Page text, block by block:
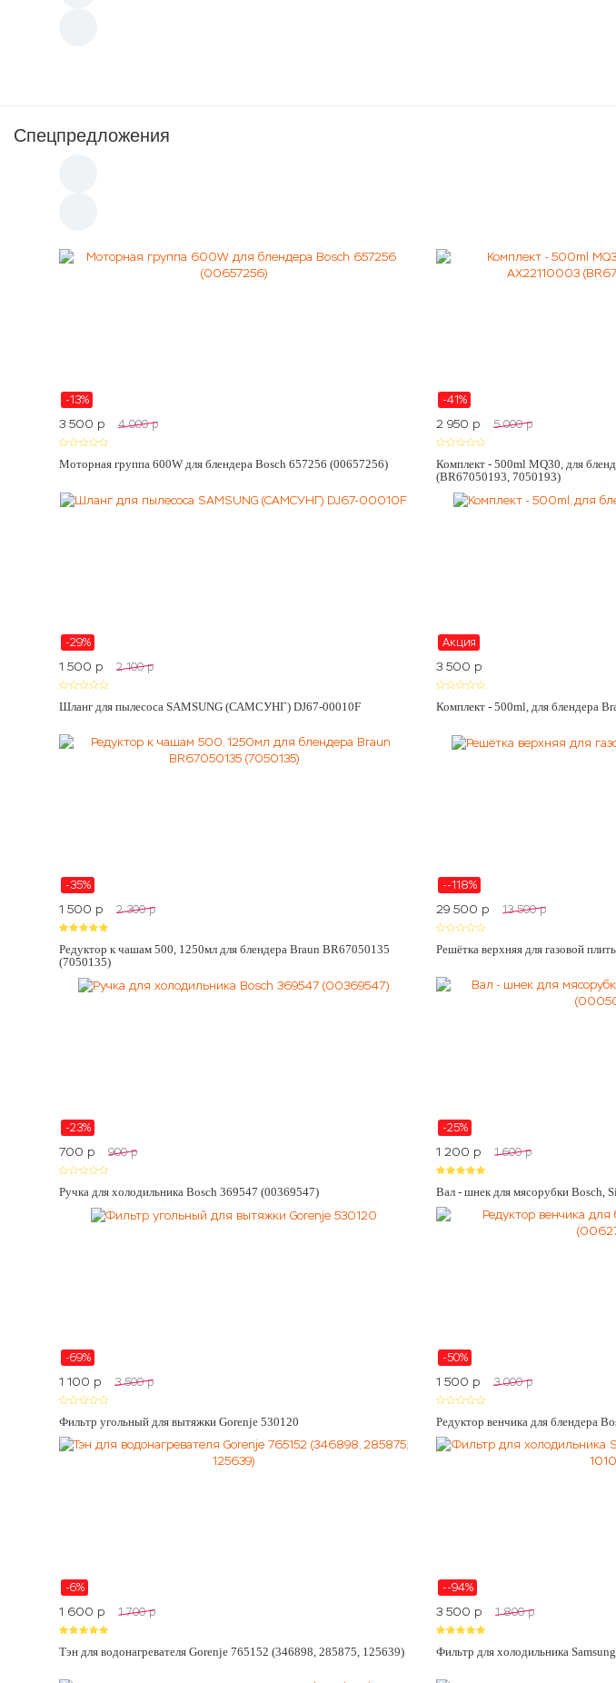
Спецпредложения
-13%
3 500 p 4 000 p
Моторная группа 600W для блендера Bosch 657256 (00657256)
-41%
2 950 p 5 000 p
Комплект - 500ml MQ30, для
(BR67050193, 7050193)
-29%
1 500 p 2 100 p
Шланг для пылесоса SAMSUNG (САМСУНГ) DJ67-00010F
Акция
3 500 p
Комплект - 500ml, для блендера
-35%
1 500 p 2 300 p
Редуктор к чашам 500, 1250мл для блендера Braun BR67050135
(7050135)
--118%
29 500 p 13 500 p
Решётка верхняя для газовой
-23%
700 p 900 p
Ручка для холодильника Bosch 369547 (00369547)
-25%
1 200 p 1 600 p
Вал - шнек для мясорубки Bosch,
-69%
1 100 p 3 500 p
Фильтр угольный для вытяжки Gorenje 530120
-50%
1 500 p 3 000 p
Редуктор венчика для блендера
-6%
1 600 p 1 700 p
Тэн для водонагревателя Gorenje 765152 (346898, 285875, 125639)
--94%
3 500 p 1 800 p
Фильтр для холодильника